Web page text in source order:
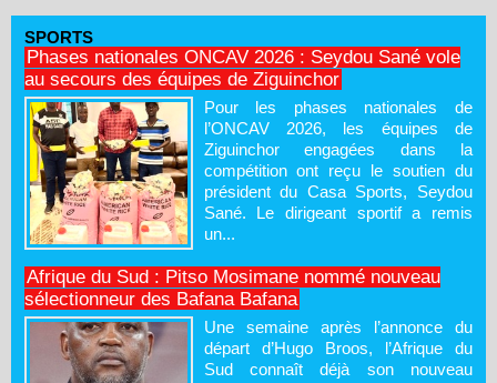
SPORTS
Phases nationales ONCAV 2026 : Seydou Sané vole
au secours des équipes de Ziguinchor
Pour les phases nationales de
l’ONCAV 2026, les équipes de
Ziguinchor engagées dans la
compétition ont reçu le soutien du
président du Casa Sports, Seydou
Sané. Le dirigeant sportif a remis
un...
Afrique du Sud : Pitso Mosimane nommé nouveau
sélectionneur des Bafana Bafana
Une semaine après l’annonce du
départ d’Hugo Broos, l’Afrique du
Sud connaît déjà son nouveau